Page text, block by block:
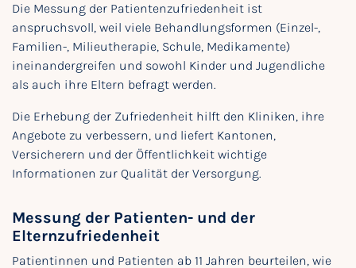
Die Messung der Patientenzufriedenheit ist
anspruchsvoll, weil viele Behandlungsformen (Einzel-,
Familien-, Milieutherapie, Schule, Medikamente)
ineinandergreifen und sowohl Kinder und Jugendliche
als auch ihre Eltern befragt werden.
Die Erhebung der Zufriedenheit hilft den Kliniken, ihre
Angebote zu verbessern, und liefert Kantonen,
Versicherern und der Öffentlichkeit wichtige
Informationen zur Qualität der Versorgung.
Messung der Patienten- und der
Elternzufriedenheit
Patientinnen und Patienten ab 11 Jahren beurteilen, wie